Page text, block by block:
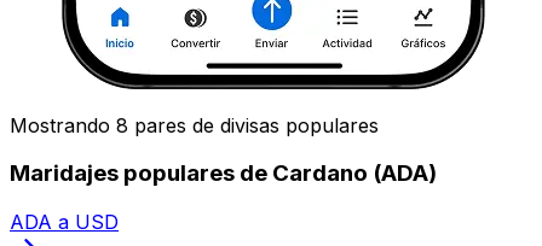
Mostrando 8 pares de divisas populares
Maridajes populares de Cardano (ADA)
ADA a USD